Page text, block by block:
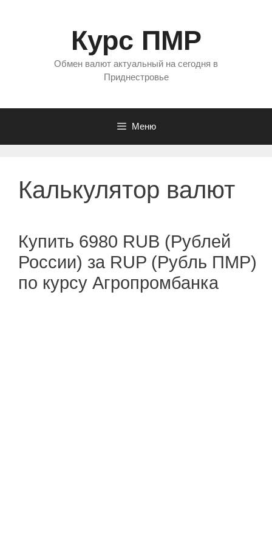
Курс ПМР
Обмен валют актуальный на сегодня в
Приднестровье
Меню
Калькулятор валют
Купить 6980 RUB (Рублей
России) за RUP (Рубль ПМР)
по курсу Агропромбанка